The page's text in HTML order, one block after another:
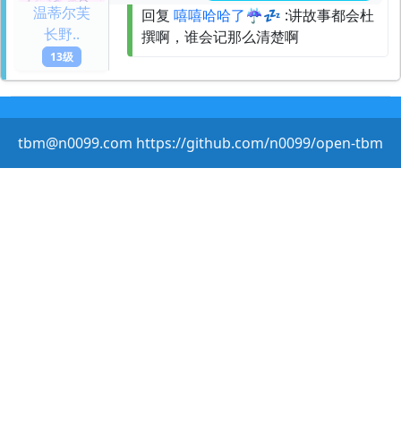
温蒂尔芙
长野..
13级
回复 嘻嘻哈哈了☔️💤 :讲故事都会杜
撰啊，谁会记那么清楚啊
tbm@n0099.com https://github.com/n0099/open-tbm